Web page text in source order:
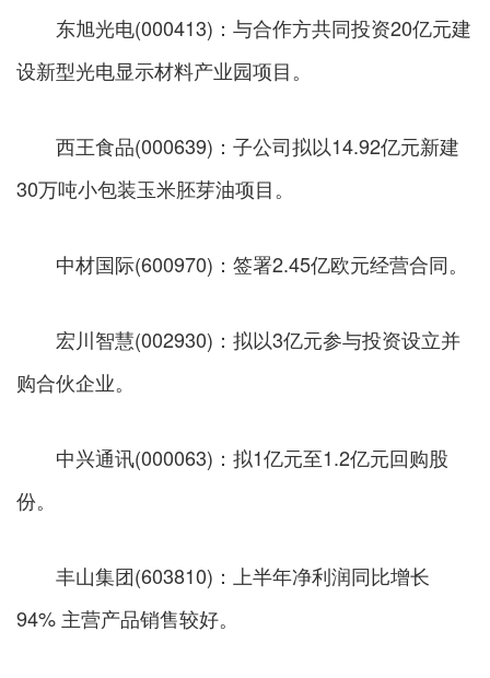
东旭光电(000413)：与合作方共同投资20亿元建
设新型光电显示材料产业园项目。
西王食品(000639)：子公司拟以14.92亿元新建
30万吨小包装玉米胚芽油项目。
中材国际(600970)：签署2.45亿欧元经营合同。
宏川智慧(002930)：拟以3亿元参与投资设立并
购合伙企业。
中兴通讯(000063)：拟1亿元至1.2亿元回购股
份。
丰山集团(603810)：上半年净利润同比增长
94% 主营产品销售较好。